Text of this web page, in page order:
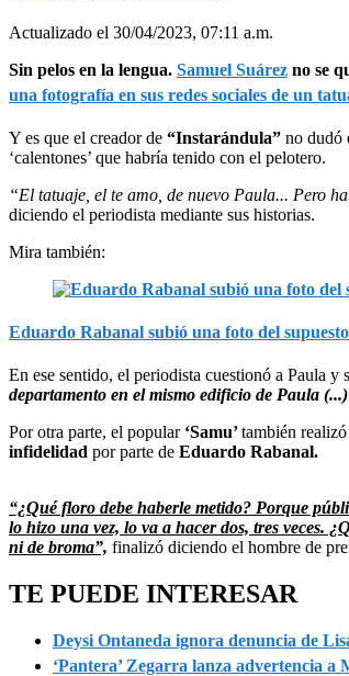
Actualizado el 30/04/2023, 07:11 a.m.
Sin pelos en la lengua. Samuel Suárez no se
una fotografía en sus redes sociales de un
Y es que el creador de “Instarándula” no dudó
‘calentones’ que habría tenido con el pelotero.
“El tatuaje, el te amo, de nuevo Paula... Pero
diciendo el periodista mediante sus historias.
Mira también:
Eduardo Rabanal subió una foto del
En ese sentido, el periodista cuestionó a Paula
departamento en el mismo edificio de Paula
Por otra parte, el popular ‘Samu’también
infidelidad por parte de Eduardo Rabanal.
“¿Qué floro debe haberle metido? Porque
lo hizo una vez, lo va a hacer dos, tres veces.
ni de broma”, finalizó diciendo el hombre de
TE PUEDE INTERESAR
Deysi Ontaneda ignora denuncia de
‘Pantera’ Zegarra lanza advertencia a